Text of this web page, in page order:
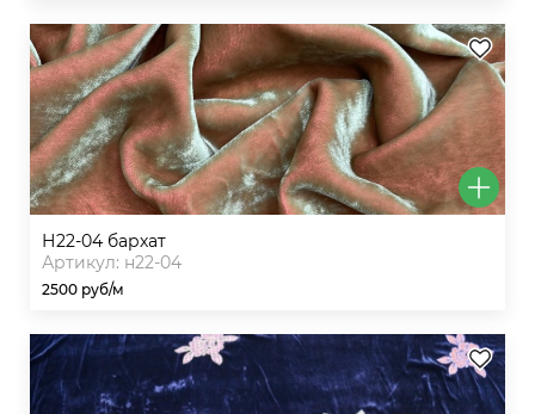
н22-04 бархат
Артикул: н22-04
2500 руб/м